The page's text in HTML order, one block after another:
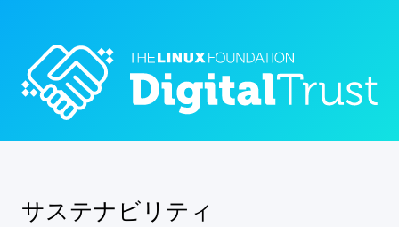
サステナビリティ